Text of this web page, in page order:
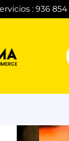
: 936